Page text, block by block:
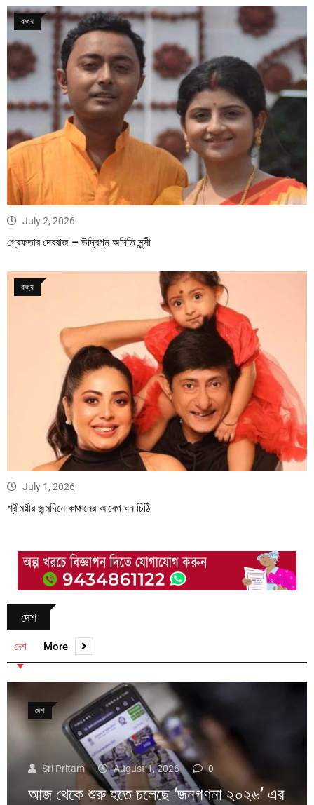
রাজ্য
July 2, 2026
গ্রেফতার দেবরাজ – উদ্বিগ্ন অদিতি মুন্সী
রাজ্য
July 1, 2026
শ্রীময়ীর জন্মদিনে কাঞ্চনের আবেগ ঘন চিঠি
দেশ
দেশ More
দেশ
Sri Pritam August 1, 2026 0
আজ থেকে শুরু হতে চলেছে ‘জনগণনা ২০২৬’ এর